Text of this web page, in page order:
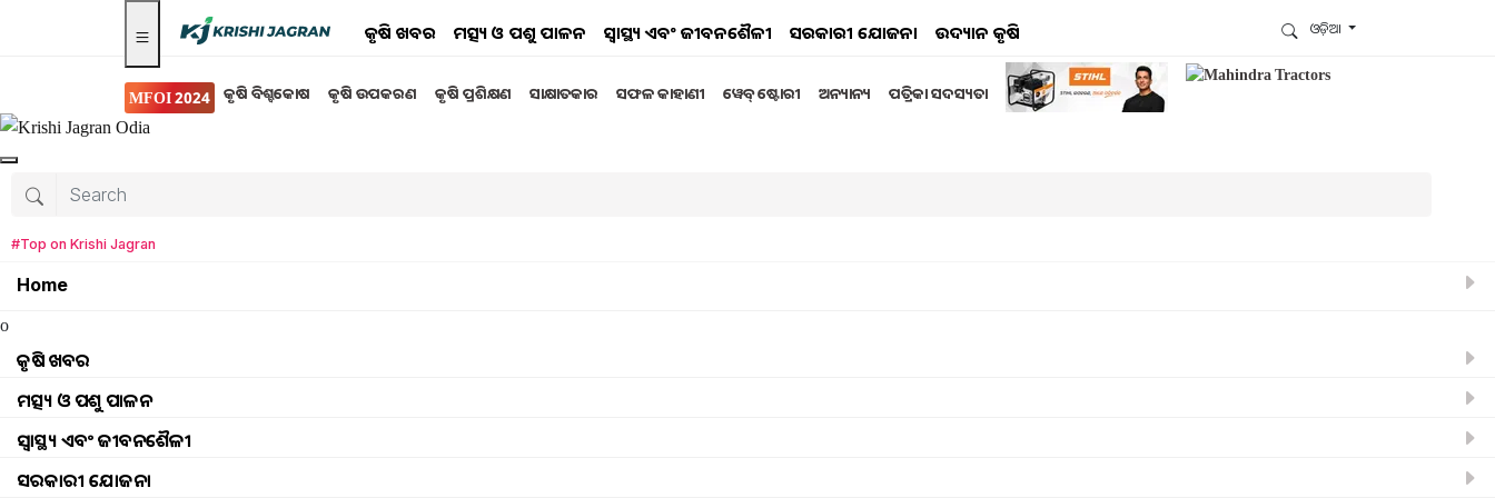
କୃଷି ଖବର ମତ୍ସ୍ୟ ଓ ପଶୁ ପାଳନ ସ୍ୱାସ୍ଥ୍ୟ ଏବଂ ଜୀବନଶୈଳୀ ସରକାରୀ ଯୋଜନା ଉଦ୍ୟାନ କୃଷି ଓଡ଼ିଆ
MFOI 2024 କୃଷି ବିଶ୍ବକୋଷ କୃଷି ଉପକରଣ କୃଷି ପ୍ରଶିକ୍ଷଣ ସାକ୍ଷାତକାର ସଫଳ କାହାଣୀ ୱେବ୍ ଷ୍ଟୋରୀ ଅନ୍ୟାନ୍ୟ ପତ୍ରିକା ସଦସ୍ୟତା
#Top on Krishi Jagran
Home
o
କୃଷି ଖବର
ମତ୍ସ୍ୟ ଓ ପଶୁ ପାଳନ
ସ୍ୱାସ୍ଥ୍ୟ ଏବଂ ଜୀବନଶୈଳୀ
ସରକାରୀ ଯୋଜନା